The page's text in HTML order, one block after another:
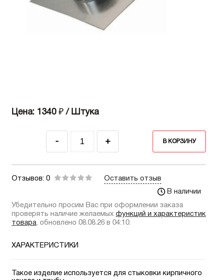
Цена: 1340 ₽ / Штука
- + В КОРЗИНУ
Отзывов: 0
Оставить отзыв
В наличии
Убедительно просим Вас при оформлении заказа
проверять наличие желаемых функций и характеристик
товара, обновлено 08.08.26 в 04:10.
ХАРАКТЕРИСТИКИ
Такое изделие используется для стыковки кирпичного